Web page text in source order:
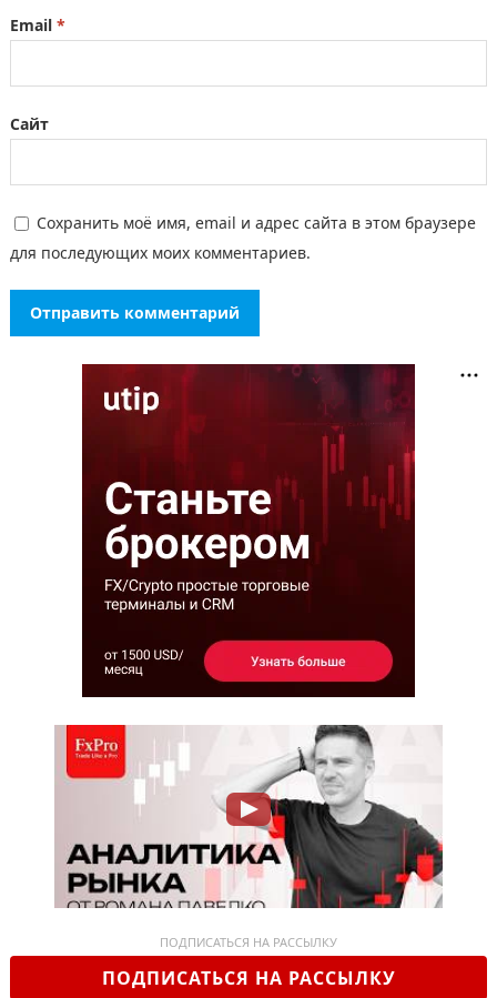
Email *
Сайт
Сохранить моё имя, email и адрес сайта в этом браузере
для последующих моих комментариев.
ПОДПИСАТЬСЯ НА РАССЫЛКУ
ПОДПИСАТЬСЯ НА РАССЫЛКУ